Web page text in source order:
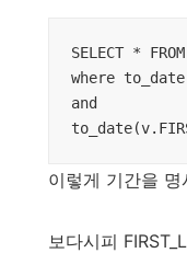
SELECT *
where
and
이렇게 기간을
보다시피